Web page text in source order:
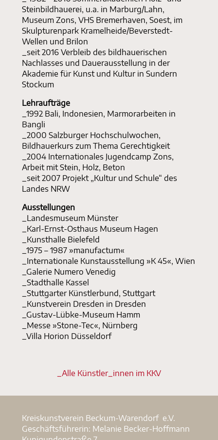
Steinbildhauerei, u.a. in Marburg/Lahn,
Museum Zons, VHS Bremerhaven, Soest, im
Skulpturenpark Kramelheide/Beverstedt-
Wellen und Brilon
_seit 2016 Verbleib des bildhauerischen
Nachlasses und Dauerausstellung in der
Akademie für Kunst und Kultur in Sundern
Stockum
Lehraufträge
_1992 Bali, Indonesien, Marmorarbeiten in
Bangli
_2000 Salzburger Hochschulwochen,
Bildhauerkurs zum Thema Gerechtigkeit
_2004 Internationales Jugendcamp Zons,
Arbeit mit Stein, Holz, Beton
_seit 2007 Projekt „Kultur und Schule“ des
Landes NRW
Ausstellungen
_Landesmuseum Münster
_Karl-Ernst-Osthaus Museum Hagen
_Kunsthalle Bielefeld
_1975 – 1987 »manufactum«
_Internationale Kunstausstellung »K 45«, Wien
_Galerie Numero Venedig
_Stadthalle Kassel
_Stuttgarter Künstlerbund, Stuttgart
_Kunstverein Dresden in Dresden
_Gustav-Lübke-Museum Hamm
_Messe »Stone-Tec«, Nürnberg
_Villa Horion Düsseldorf
_Alle Künstler_innen im KKV
Kreiskunstverein Beckum-Warendorf e.V.
Geschäftsführerin: Melanie Becker-Hoffmann